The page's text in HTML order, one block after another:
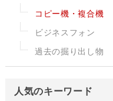
コピー機・複合機
ビジネスフォン
過去の掘り出し物
人気のキーワード